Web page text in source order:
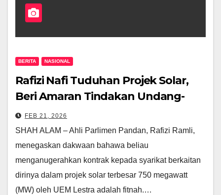
BERITA NASIONAL
Rafizi Nafi Tuduhan Projek Solar,
Beri Amaran Tindakan Undang-
Undang
FEB 21, 2026
SHAH ALAM – Ahli Parlimen Pandan, Rafizi Ramli,
menegaskan dakwaan bahawa beliau
menganugerahkan kontrak kepada syarikat berkaitan
dirinya dalam projek solar terbesar 750 megawatt
(MW) oleh UEM Lestra adalah fitnah.…